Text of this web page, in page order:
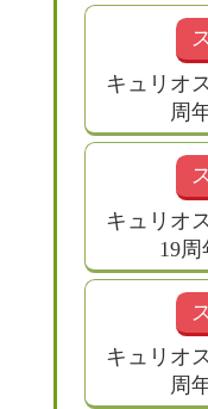
キュリオ
周
キュリオ
19周
キュリオ
周